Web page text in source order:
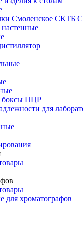
Смоленское СКТБ
боксы ПЦР
для
для хроматографов